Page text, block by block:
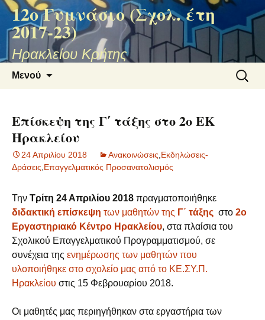
12ο Γυμνάσιο (Σχολ. έτη
2017-23)
Ηρακλείου Κρήτης
Μενού
για:
Επίσκεψη της Γ΄ τάξης στο 2ο ΕΚ
Ηρακλείου
24 Απριλίου 2018 Ανακοινώσεις Εκδηλώσεις-
Δράσεις Επαγγελματικός Προσανατολισμός
Την Τρίτη 24 Απριλίου 2018 πραγματοποιήθηκε
διδακτική επίσκεψη των μαθητών της Γ΄ τάξης στο 2ο
Εργαστηριακό Κέντρο Ηρακλείου, στα πλαίσια του
Σχολικού Επαγγελματικού Προγραμματισμού, σε
συνέχεια της ενημέρωσης των μαθητών που
υλοποιήθηκε στο σχολείο μας από το ΚΕ.ΣΥ.Π.
Ηρακλείου στις 15 Φεβρουαρίου 2018.
Οι μαθητές μας περιηγήθηκαν στα εργαστήρια των